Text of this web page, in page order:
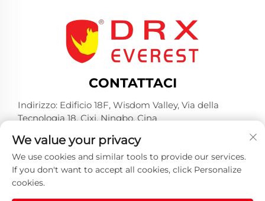
CONTATTACI
Indirizzo: Edificio 18F, Wisdom Valley, Via della
Tecnologia 18, Cixi, Ningbo, Cina
Tel: +86-574-23660321
E-mail:[email protected]
We value your privacy
We use cookies and similar tools to provide our services.
If you don't want to accept all cookies, click Personalize
cookies.